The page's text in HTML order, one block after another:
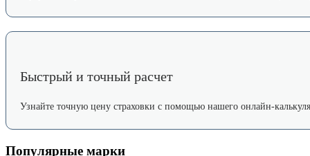
Быстрый и точный расчет
Узнайте точную цену страховки с помощью нашего онлайн-
Популярные марки